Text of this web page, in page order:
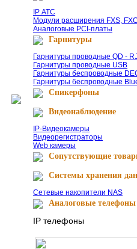
IP АТС
Модули расширения FXS,
Аналоговые PCI-платы
Гарнитуры
Гарнитуры проводные QD -
Гарнитуры проводные USB
Гарнитуры беспроводные
Гарнитуры беспроводные
Спикерфоны
Видеонаблюдение
IP-Видеокамеры
Видеорегистраторы
Web камеры
Сопутствующие
Cистемы хранения
Сетевые накопители NAS
Аналоговые телефоны
IP телефоны